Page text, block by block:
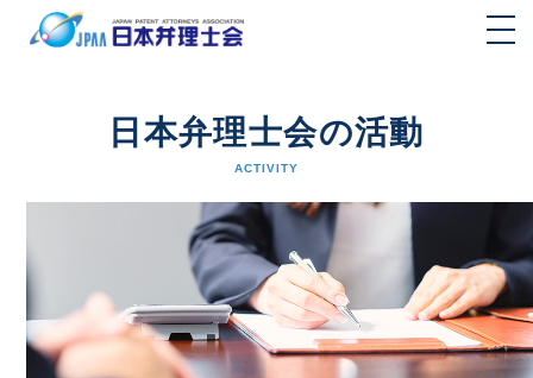
日本弁理士会の活動
ACTIVITY